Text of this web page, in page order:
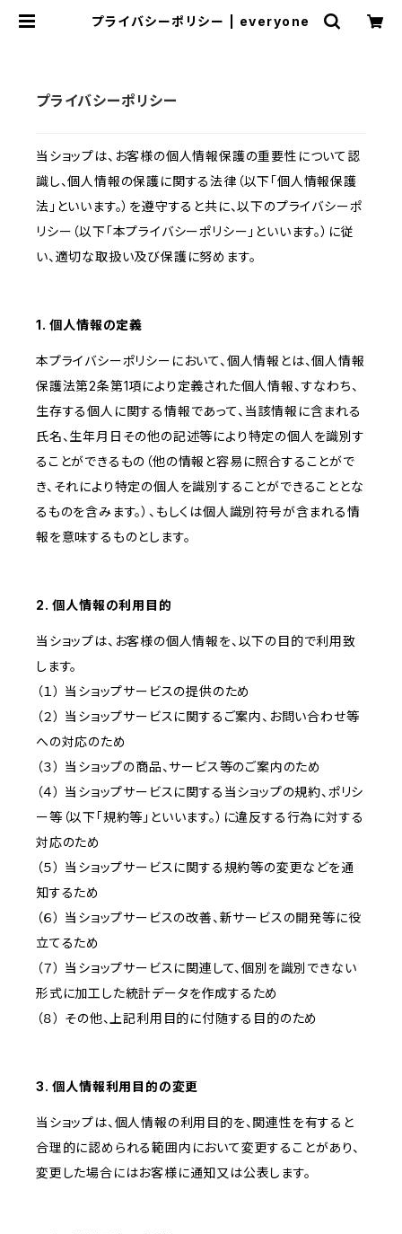
プライバシーポリシー | everyone
プライバシーポリシー
当ショップは、お客様の個人情報保護の重要性について認
識し、個人情報の保護に関する法律（以下「個人情報保護
法」といいます。）を遵守すると共に、以下のプライバシーポ
リシー（以下「本プライバシーポリシー」といいます。）に従
い、適切な取扱い及び保護に努めます。
1. 個人情報の定義
本プライバシーポリシーにおいて、個人情報とは、個人情報
保護法第2条第1項により定義された個人情報、すなわち、
生存する個人に関する情報であって、当該情報に含まれる
氏名、生年月日その他の記述等により特定の個人を識別す
ることができるもの（他の情報と容易に照合することがで
き、それにより特定の個人を識別することができることとな
るものを含みます。）、もしくは個人識別符号が含まれる情
報を意味するものとします。
2. 個人情報の利用目的
当ショップは、お客様の個人情報を、以下の目的で利用致
します。
（１） 当ショップサービスの提供のため
（２） 当ショップサービスに関するご案内、お問い合わせ等
への対応のため
（３） 当ショップの商品、サービス等のご案内のため
（４） 当ショップサービスに関する当ショップの規約、ポリシ
ー等（以下「規約等」といいます。）に違反する行為に対する
対応のため
（５） 当ショップサービスに関する規約等の変更などを通
知するため
（６） 当ショップサービスの改善、新サービスの開発等に役
立てるため
（７） 当ショップサービスに関連して、個別を識別できない
形式に加工した統計データを作成するため
（８） その他、上記利用目的に付随する目的のため
3. 個人情報利用目的の変更
当ショップは、個人情報の利用目的を、関連性を有すると
合理的に認められる範囲内において変更することがあり、
変更した場合にはお客様に通知又は公表します。